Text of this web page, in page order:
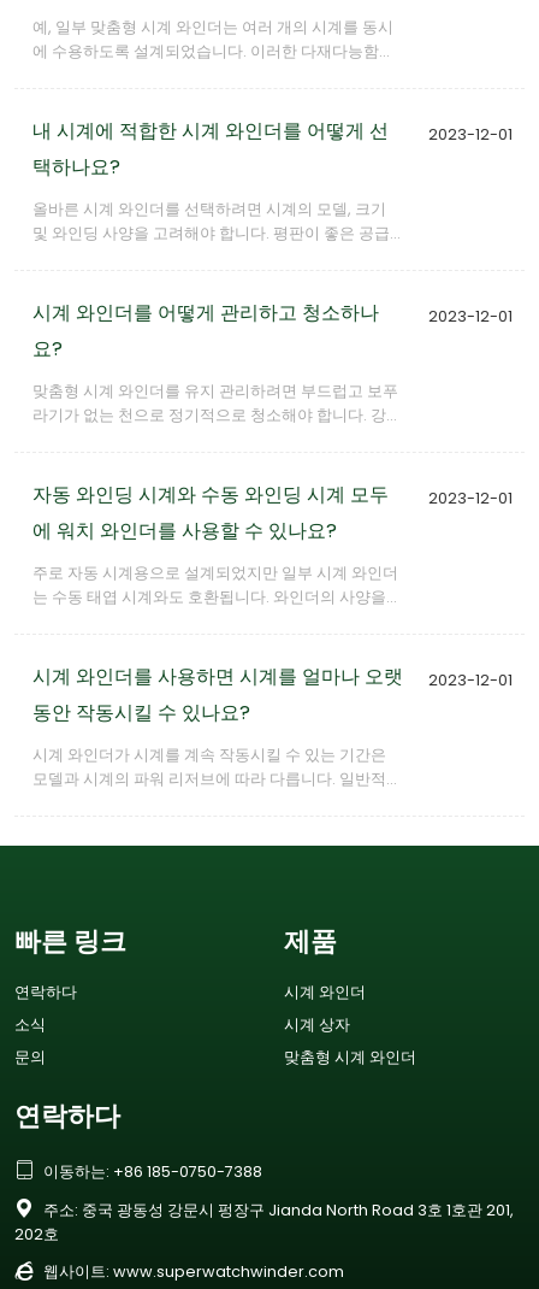
예, 일부 맞춤형 시계 와인더는 여러 개의 시계를 동시
에 수용하도록 설계되었습니다. 이러한 다재다능함은
제공합니다.
2023-12-01
내 시계에 적합한 시계 와인더를 어떻게 선
택하나요?
올바른 시계 와인더를 선택하려면 시계의 모델, 크기
및 와인딩 사양을 고려해야 합니다. 평판이 좋은 공급
제공할 수 있습니다.
2023-12-01
시계 와인더를 어떻게 관리하고 청소하나
요?
맞춤형 시계 와인더를 유지 관리하려면 부드럽고 보푸
라기가 없는 천으로 정기적으로 청소해야 합니다. 강한
작동과 수명을 보장합니다.
2023-12-01
자동 와인딩 시계와 수동 와인딩 시계 모두
에 워치 와인더를 사용할 수 있나요?
주로 자동 시계용으로 설계되었지만 일부 시계 와인더
는 수동 태엽 시계와도 호환됩니다. 와인더의 사양을
2023-12-01
시계 와인더를 사용하면 시계를 얼마나 오랫
동안 작동시킬 수 있나요?
시계 와인더가 시계를 계속 작동시킬 수 있는 기간은
모델과 시계의 파워 리저브에 따라 다릅니다. 일반적으
빠른 링크
연락하다
소식
문의
제품
시계 와인더
시계 상자
맞춤형 시계 와인더
연락하다
 이동하는: +86 185-0750-7388

주소: 중국 광동성 강문시 펑장구 Jianda North Road 3호 1호관 201,
202호
 웹사이트: www.superwatchwinder.com